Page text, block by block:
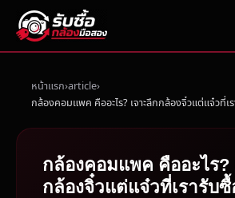
หน้าแรก article
กล้องคอมแพค คืออะไร? เจาะลึกกล้องจิ๋วแต่แจ๋วที่เ
กล้องคอมแพค คืออะไร?
กล้องจิ๋วแต่แจ๋วที่เรารับ